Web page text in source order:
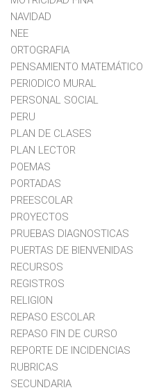
NAVIDAD
NEE
ORTOGRAFIA
PENSAMIENTO MATEMÁTICO
PERIODICO MURAL
PERSONAL SOCIAL
PERU
PLAN DE CLASES
PLAN LECTOR
POEMAS
PORTADAS
PREESCOLAR
PROYECTOS
PRUEBAS DIAGNOSTICAS
PUERTAS DE BIENVENIDAS
RECURSOS
REGISTROS
RELIGION
REPASO ESCOLAR
REPASO FIN DE CURSO
REPORTE DE INCIDENCIAS
RUBRICAS
SECUNDARIA